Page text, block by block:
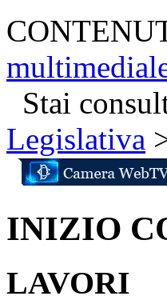
Stai
Legislativa
INIZIO
LAVORI